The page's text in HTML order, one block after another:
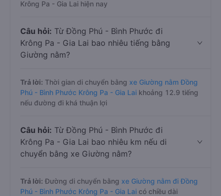
Krông Pa - Gia Lai hiện nay
Câu hỏi: Từ Đồng Phú - Bình Phước đi
Krông Pa - Gia Lai bao nhiêu tiếng bằng
Giường nằm?
Trả lời: Thời gian di chuyển bằng xe Giường nằm Đồng
Phú - Bình Phước Krông Pa - Gia Lai khoảng 12.9 tiếng
nếu đường đi khá thuận lợi
Câu hỏi: Từ Đồng Phú - Bình Phước đi
Krông Pa - Gia Lai bao nhiêu km nếu di
chuyển bằng xe Giường nằm?
Trả lời: Đường di chuyển bằng xe Giường nằm đi Đồng
Phú - Bình Phước Krông Pa - Gia Lai có chiều dài